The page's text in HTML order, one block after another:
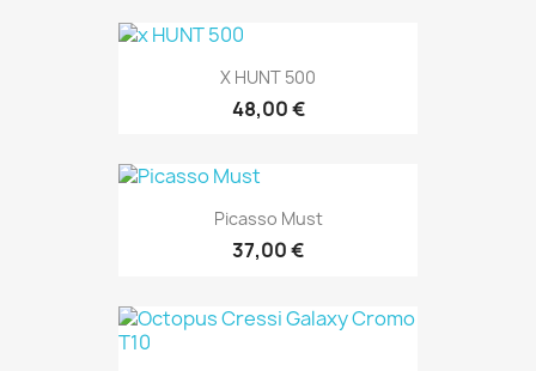
X HUNT 500
48,00 €
Picasso Must
37,00 €